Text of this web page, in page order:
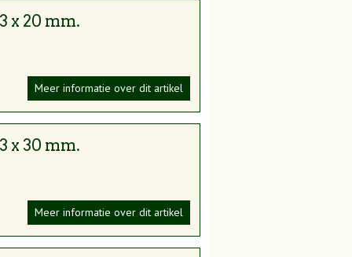
en verkocht.
Voor 12.00 uur besteld
x 20 mm.
Meer informatie over dit artikel
x 30 mm.
Meer informatie over dit artikel